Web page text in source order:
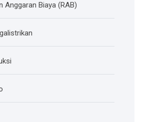
Anggaran Biaya (RAB)